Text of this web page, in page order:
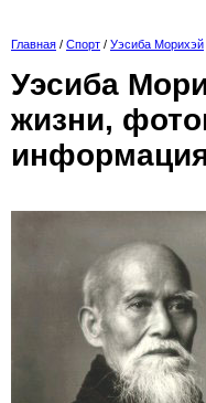
Главная / Спорт / Уэсиба Морихэй
Уэсиба
жизни,